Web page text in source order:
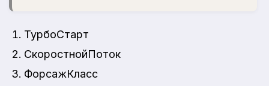
ТурбоСтарт
СкоростнойПоток
ФорсажКласс